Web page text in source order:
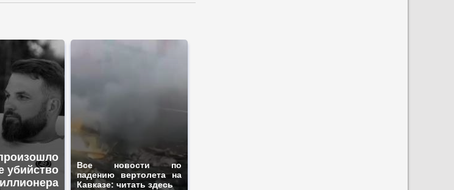
убийство
Все новости по
падению вертолета на
Кавказе: читать здесь